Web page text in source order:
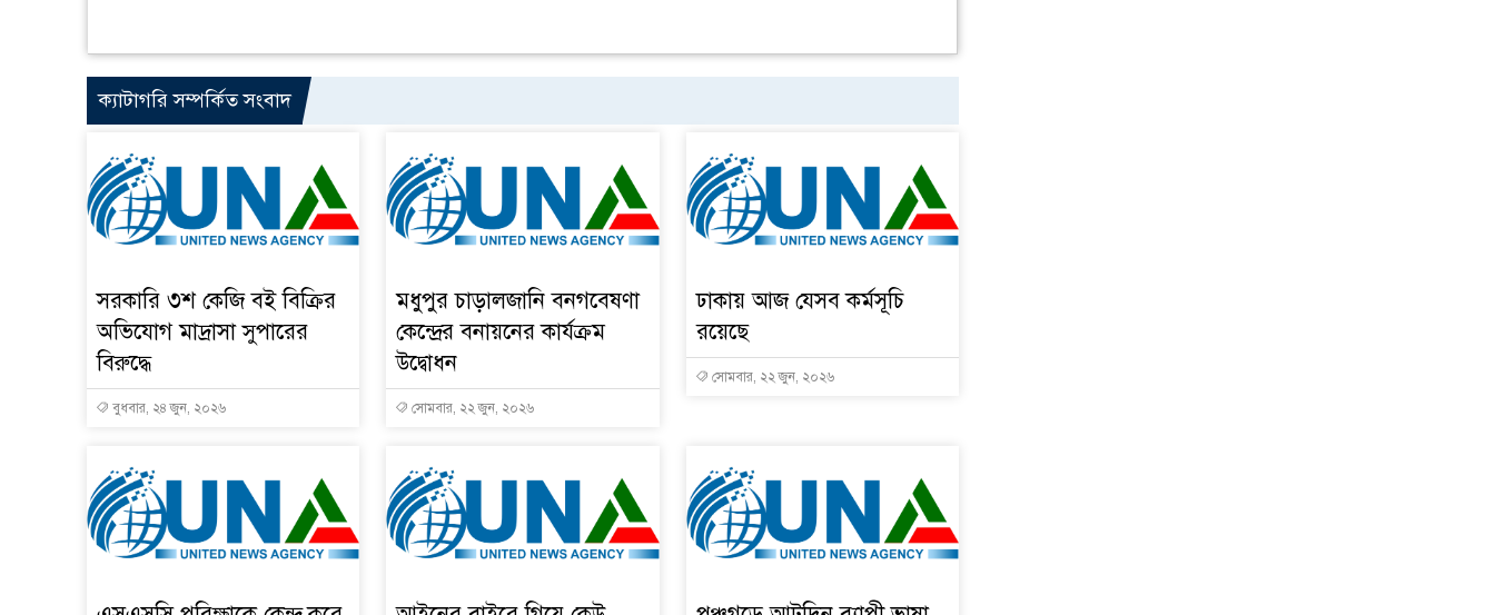
ক্যাটাগরি সম্পর্কিত সংবাদ
সরকারি ৩শ কেজি বই বিক্রির
অভিযোগ মাদ্রাসা সুপারের
বিরুদ্ধে
বুধবার, ২৪ জুন, ২০২৬
মধুপুর চাড়ালজানি বনগবেষণা
কেন্দ্রের বনায়নের কার্যক্রম
উদ্বোধন
সোমবার, ২২ জুন, ২০২৬
ঢাকায় আজ যেসব কর্মসূচি
রয়েছে
সোমবার, ২২ জুন, ২০২৬